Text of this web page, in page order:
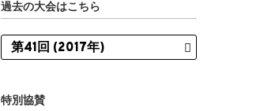
過去の大会はこちら
特別協賛